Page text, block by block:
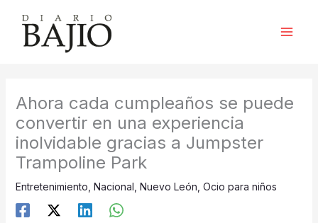
contenido
Ahora cada cumpleaños se puede
convertir en una experiencia
inolvidable gracias a Jumpster
Trampoline Park
Entretenimiento Nacional Nuevo León Ocio para niños